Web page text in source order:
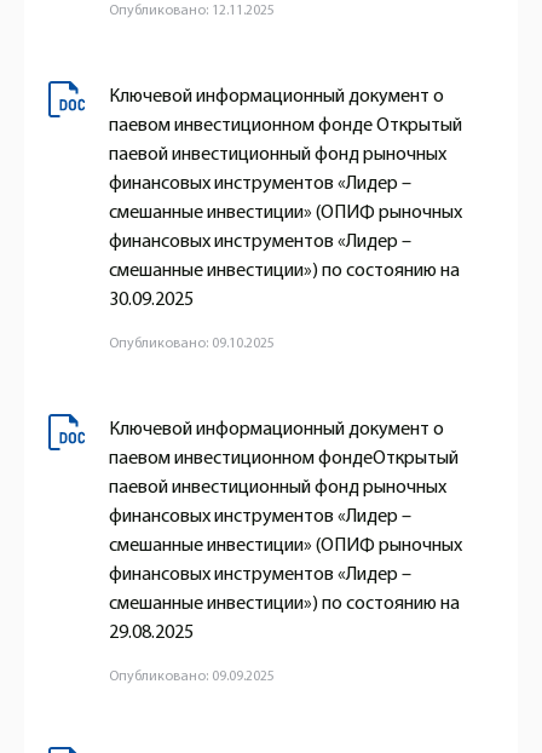
Опубликовано: 12.11.2025
Ключевой информационный документ о
паевом инвестиционном фонде Открытый
паевой инвестиционный фонд рыночных
финансовых инструментов «Лидер –
смешанные инвестиции» (ОПИФ рыночных
финансовых инструментов «Лидер –
смешанные инвестиции») по состоянию на
30.09.2025
Опубликовано: 09.10.2025
Ключевой информационный документ о
паевом инвестиционном фондеОткрытый
паевой инвестиционный фонд рыночных
финансовых инструментов «Лидер –
смешанные инвестиции» (ОПИФ рыночных
финансовых инструментов «Лидер –
смешанные инвестиции») по состоянию на
29.08.2025
Опубликовано: 09.09.2025